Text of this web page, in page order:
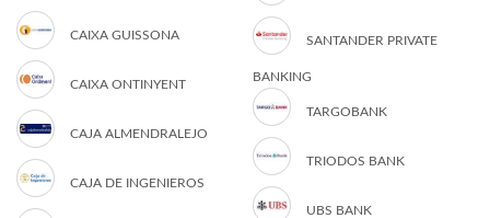
CAIXA GUISSONA
CAIXA ONTINYENT
CAJA ALMENDRALEJO
CAJA DE INGENIEROS
SANTANDER PRIVATE
BANKING
TARGOBANK
TRIODOS BANK
UBS BANK